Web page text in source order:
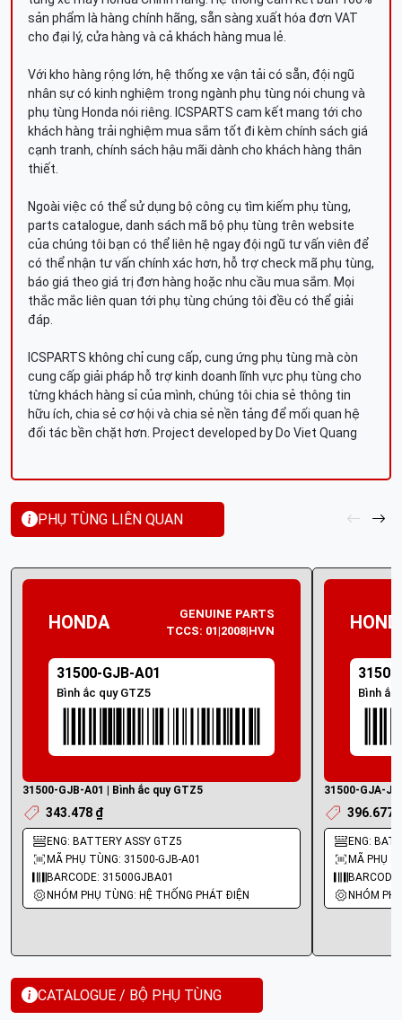
sản phẩm là hàng chính hãng, sẵn sàng xuất hóa đơn VAT
cho đại lý, cửa hàng và cả khách hàng mua lẻ.
Với kho hàng rộng lớn, hệ thống xe vận tải có sẵn, đội ngũ
nhân sự có kinh nghiệm trong ngành phụ tùng nói chung và
phụ tùng Honda nói riêng. ICSPARTS cam kết mang tới cho
khách hàng trải nghiệm mua sắm tốt đi kèm chính sách giá
cạnh tranh, chính sách hậu mãi dành cho khách hàng thân
thiết.
Ngoài việc có thể sử dụng bộ công cụ tìm kiếm phụ tùng,
parts catalogue, danh sách mã bộ phụ tùng trên website
của chúng tôi bạn có thể liên hệ ngay đội ngũ tư vấn viên để
có thể nhận tư vấn chính xác hơn, hỗ trợ check mã phụ tùng,
báo giá theo giá trị đơn hàng hoặc nhu cầu mua sắm. Mọi
thắc mắc liên quan tới phụ tùng chúng tôi đều có thể giải
đáp.
ICSPARTS không chỉ cung cấp, cung ứng phụ tùng mà còn
cung cấp giải pháp hỗ trợ kinh doanh lĩnh vực phụ tùng cho
từng khách hàng sỉ của mình, chúng tôi chia sẻ thông tin
hữu ích, chia sẻ cơ hội và chia sẻ nền tảng để mối quan hệ
đối tác bền chặt hơn. Project developed by Do Viet Quang
PHỤ TÙNG LIÊN QUAN
HONDA
GENUINE PARTS
TCCS: 01|2008|HVN
31500-GJB-A01
Bình ắc quy GTZ5
31500-GJB-A01 | Bình ắc quy GTZ5
343.478 ₫
ENG: BATTERY ASSY GTZ5
MÃ PHỤ TÙNG: 31500-GJB-A01
BARCODE: 31500GJBA01
NHÓM PHỤ TÙNG: HỆ THỐNG PHÁT ĐIỆN
Bình ắc
31500-GJA-
396.677
ENG:
MÃ PHỤ
NHÓM
CATALOGUE / BỘ PHỤ TÙNG